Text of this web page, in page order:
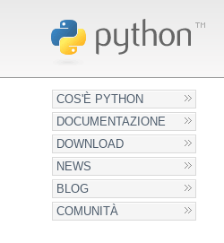
COS'È PYTHON
DOCUMENTAZIONE
DOWNLOAD
NEWS
BLOG
COMUNITÀ